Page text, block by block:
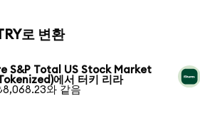
로 변환
S&P Total US Stock Market
에서 터키 리라
와 같음